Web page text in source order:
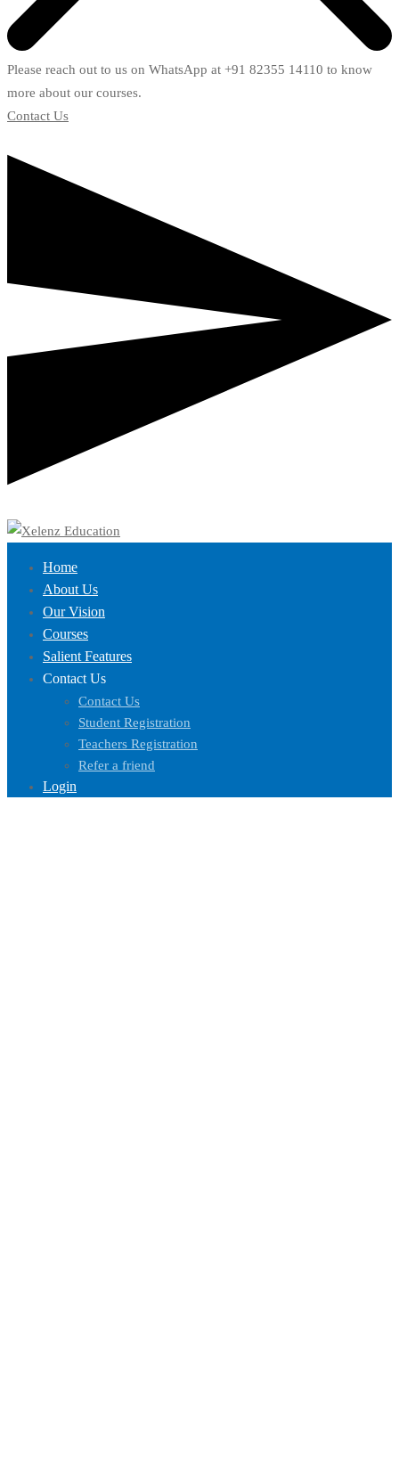
Please reach out to us on WhatsApp at +91 82355 14110 to know
more about our courses.
Contact Us
Home
About Us
Our Vision
Courses
Salient Features
Contact Us
Contact Us
Student Registration
Teachers Registration
Refer a friend
Login